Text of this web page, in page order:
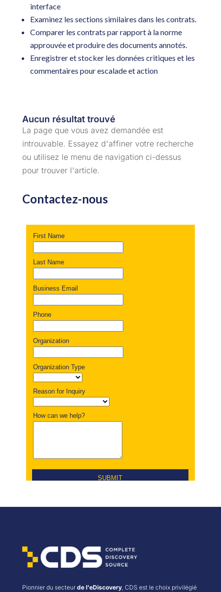
interface
Examinez les sections similaires dans les contrats.
Comparer les contrats par rapport à la norme
approuvée et produire des documents annotés.
Enregistrer et stocker les données critiques et les
commentaires pour escalade et action
Aucun résultat trouvé
La page que vous avez demandée est
introuvable. Essayez d'affiner votre recherche
ou utilisez le menu de navigation ci-dessus
pour trouver l'article.
Contactez-nous
Pionnier du secteur de l'eDiscovery, CDS est le choix privilégié